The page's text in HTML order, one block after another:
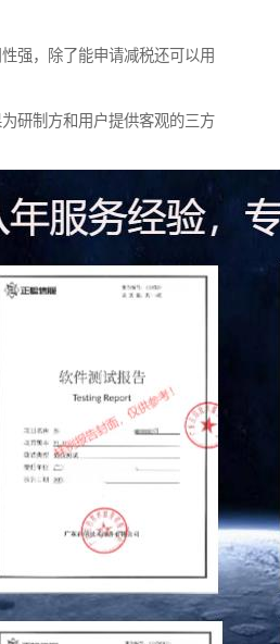
强，除了能申请减税还可以用
研制方和用户提供客观的三方